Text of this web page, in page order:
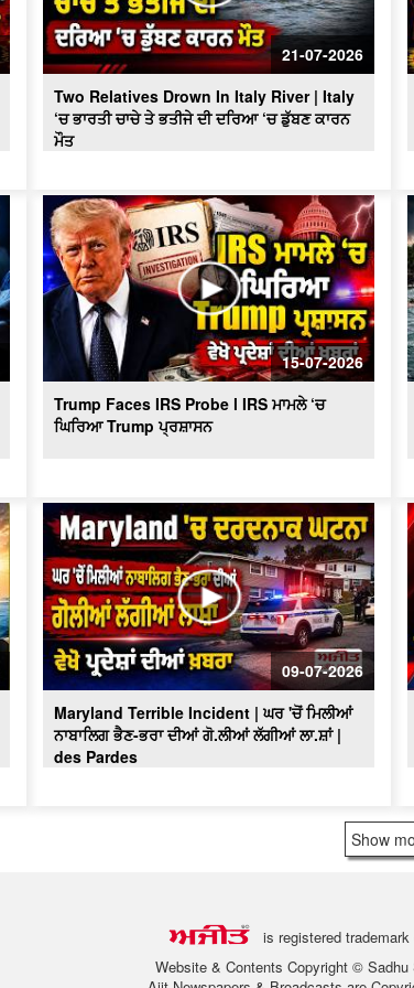
21-07-2026
Two Relatives Drown In Italy River | Italy
‘ਚ ਭਾਰਤੀ ਚਾਚੇ ਤੇ ਭਤੀਜੇ ਦੀ ਦਰਿਆ ‘ਚ ਡੁੱਬਣ ਕਾਰਨ
ਮੌਤ
15-07-2026
Trump Faces IRS Probe l IRS ਮਾਮਲੇ ‘ਚ
ਘਿਰਿਆ Trump ਪ੍ਰਸ਼ਾਸਨ
09-07-2026
Maryland Terrible Incident | ਘਰ 'ਚੋਂ ਮਿਲੀਆਂ
ਨਾਬਾਲਿਗ ਭੈਣ-ਭਰਾ ਦੀਆਂ ਗੋ.ਲੀਆਂ ਲੱਗੀਆਂ ਲਾ.ਸ਼ਾਂ |
des Pardes
Show
is registered trademark
Website & Contents Copyright © Sadhu